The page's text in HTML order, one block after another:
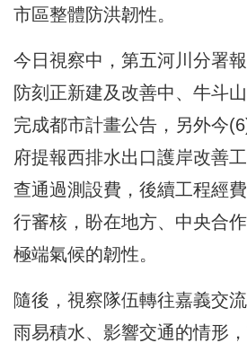
市區整體防洪韌性。
今日視察中，第五河川分署
防刻正新建及改善中、牛斗
完成都市計畫公告，另外今
府提報西排水出口護岸改善
查通過測設費，後續工程經
行審核，盼在地方、中央合
極端氣候的韌性。
隨後，視察隊伍轉往嘉義交
雨易積水、影響交通的情形